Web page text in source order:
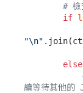
# 檢
if
"\n"
else
續等待其他的